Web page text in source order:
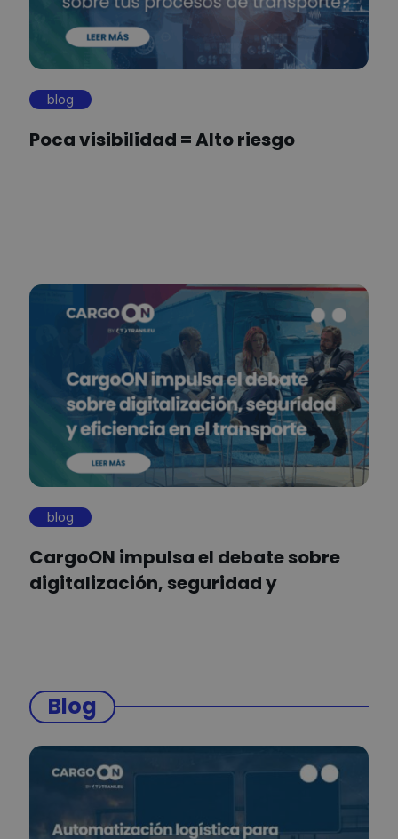
blog
Poca visibilidad = Alto riesgo
blog
CargoON impulsa el debate sobre
digitalización, seguridad y
Blog